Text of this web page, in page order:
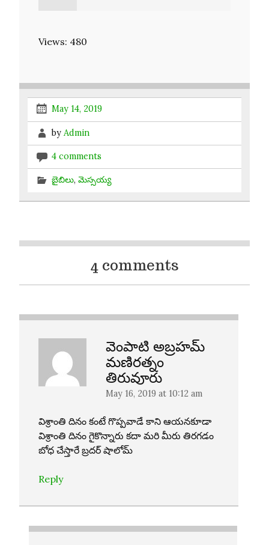
Views: 480
May 14, 2019
by Admin
4 comments
బైబిలు, మెస్సయ్య
4 comments
వెంపాటి అబ్రహమ్
మణిరత్నం
తిరువూరు
May 16, 2019 at 10:12 am
విశ్రాంతి దినం కంటే గొప్పవాడే కాని ఆయనకూడా
విశ్రాంతి దినం గైకొన్నారు కదా మరి మీరు తిరగడం
బోధ చేస్తారే బ్రదర్ షాలోమ్
Reply